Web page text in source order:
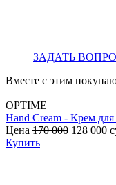
ЗАДАТЬ
Вместе с этим
OPTIME
Hand Cream - Крем для
Цена 170 000 128 000
Купить